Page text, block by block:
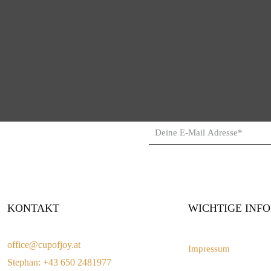
KONTAKT
office@cupofjoy.at
Stephan: +43 650 2481977
WICHTIGE
Impressum